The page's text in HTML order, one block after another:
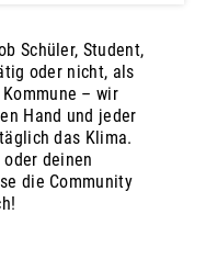
Schüler, Student,
oder nicht, als
– wir
Hand und jeder
das Klima.
deinen
die Community